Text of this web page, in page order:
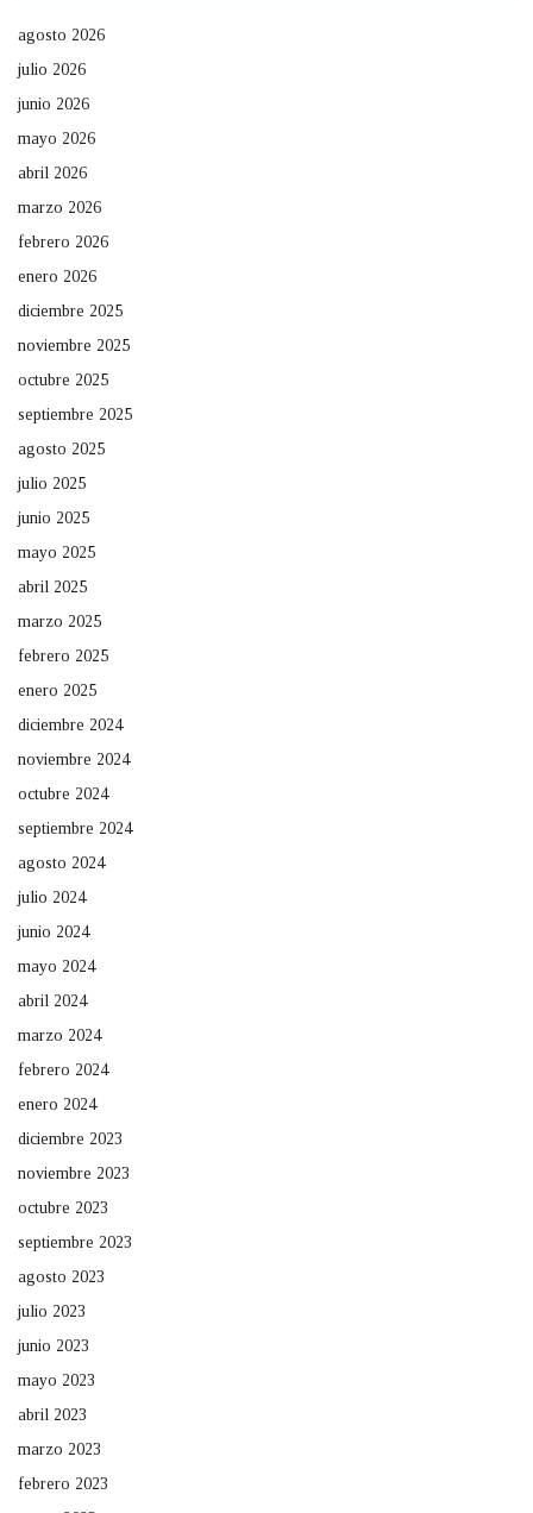
agosto 2026
julio 2026
junio 2026
mayo 2026
abril 2026
marzo 2026
febrero 2026
enero 2026
diciembre 2025
noviembre 2025
octubre 2025
septiembre 2025
agosto 2025
julio 2025
junio 2025
mayo 2025
abril 2025
marzo 2025
febrero 2025
enero 2025
diciembre 2024
noviembre 2024
octubre 2024
septiembre 2024
agosto 2024
julio 2024
junio 2024
mayo 2024
abril 2024
marzo 2024
febrero 2024
enero 2024
diciembre 2023
noviembre 2023
octubre 2023
septiembre 2023
agosto 2023
julio 2023
junio 2023
mayo 2023
abril 2023
marzo 2023
febrero 2023